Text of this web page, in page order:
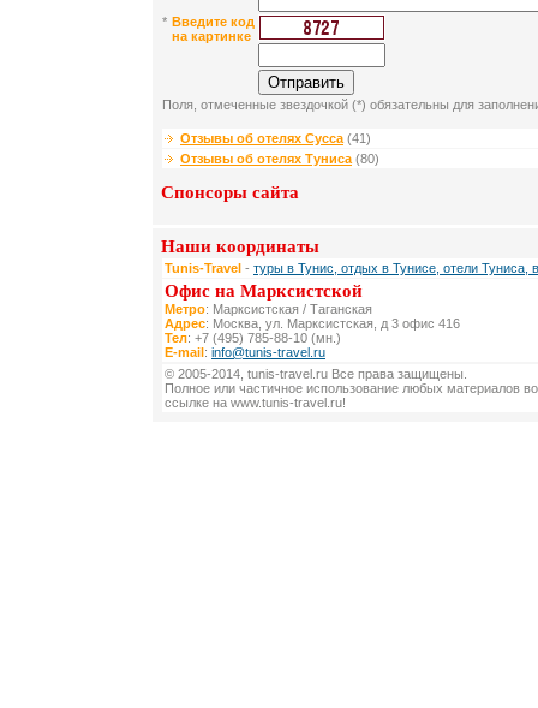
* Введите код
на картинке
Поля, отмеченные звездочкой (*) обязательны для
Отзывы об отелях Сусcа(41)
Отзывы об отелях Туниса(80)
Спонсоры сайта
Наши координаты
Tunis-Travel - туры в Тунис, отдых в Тунисе, отели Туниса,
Офис на Марксистской
Метро: Марксистская / Таганская
Адрес: Москва, ул. Марксистская, д 3 офис 416
Тел: +7 (495) 785-88-10 (мн.)
E-mail: info@tunis-travel.ru
© 2005-2014, tunis-travel.ru Все права защищены.
Полное или частичное использование любых материалов
ссылке на www.tunis-travel.ru!